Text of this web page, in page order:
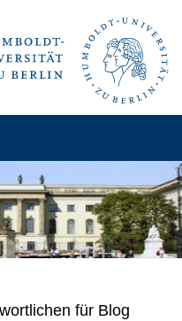
für Blog